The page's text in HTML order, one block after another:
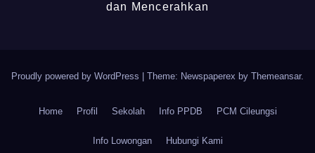
dan Mencerahkan
Proudly powered by WordPress Theme: Newspaperex by Themeansar.
Home Profil Sekolah Info PPDB PCM Cileungsi
Info Lowongan Hubungi Kami